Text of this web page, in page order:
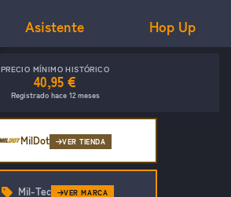
Asistente Hop Up
PRECIO MÍNIMO HISTÓRICO
40,95 €
Registrado hace 12 meses
MilDot VER TIENDA
Mil-Tec VER MARCA